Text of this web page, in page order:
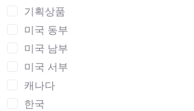
기획상품
미국 동부
미국 남부
미국 서부
캐나다
한국